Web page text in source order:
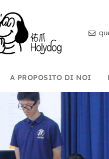
A PROPOSITO DI NOI